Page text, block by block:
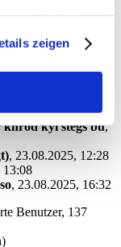
zeigen
khrod kyi stegs bu,
, 23.08.2025, 12:28
13:08
, 23.08.2025, 16:32
Benutzer, 137